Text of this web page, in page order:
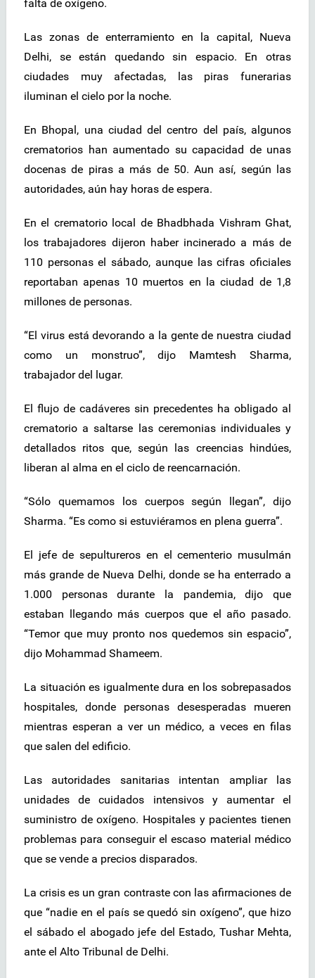
falta de oxígeno.
Las zonas de enterramiento en la capital, Nueva
Delhi, se están quedando sin espacio. En otras
ciudades muy afectadas, las piras funerarias
iluminan el cielo por la noche.
En Bhopal, una ciudad del centro del país, algunos
crematorios han aumentado su capacidad de unas
docenas de piras a más de 50. Aun así, según las
autoridades, aún hay horas de espera.
En el crematorio local de Bhadbhada Vishram Ghat,
los trabajadores dijeron haber incinerado a más de
110 personas el sábado, aunque las cifras oficiales
reportaban apenas 10 muertos en la ciudad de 1,8
millones de personas.
“El virus está devorando a la gente de nuestra ciudad
como un monstruo”, dijo Mamtesh Sharma,
trabajador del lugar.
El flujo de cadáveres sin precedentes ha obligado al
crematorio a saltarse las ceremonias individuales y
detallados ritos que, según las creencias hindúes,
liberan al alma en el ciclo de reencarnación.
“Sólo quemamos los cuerpos según llegan”, dijo
Sharma. “Es como si estuviéramos en plena guerra”.
El jefe de sepultureros en el cementerio musulmán
más grande de Nueva Delhi, donde se ha enterrado a
1.000 personas durante la pandemia, dijo que
estaban llegando más cuerpos que el año pasado.
“Temor que muy pronto nos quedemos sin espacio”,
dijo Mohammad Shameem.
La situación es igualmente dura en los sobrepasados
hospitales, donde personas desesperadas mueren
mientras esperan a ver un médico, a veces en filas
que salen del edificio.
Las autoridades sanitarias intentan ampliar las
unidades de cuidados intensivos y aumentar el
suministro de oxígeno. Hospitales y pacientes tienen
problemas para conseguir el escaso material médico
que se vende a precios disparados.
La crisis es un gran contraste con las afirmaciones de
que “nadie en el país se quedó sin oxígeno”, que hizo
el sábado el abogado jefe del Estado, Tushar Mehta,
ante el Alto Tribunal de Delhi.